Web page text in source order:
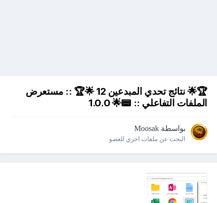
🏆🌟 نتائج تحدي المبدعين 12 🌟🏆 :: مستعرض
الملفات التفاعلي :: 📟🌟 1.0.0
بواسطة Moosak
البحث عن ملفات اخري للعضو